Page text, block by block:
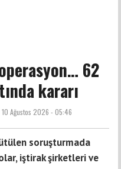
62
kararı
10 Ağustos 2026 - 05:46
soruşturmada
iştirak şirketleri ve